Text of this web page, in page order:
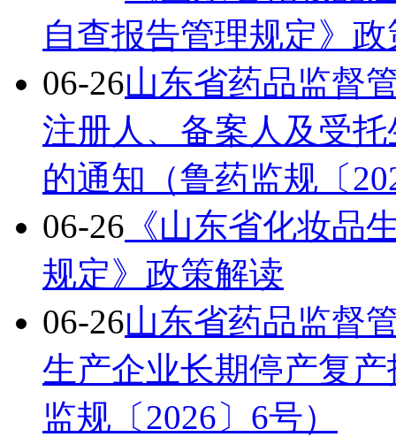
自查报告管理规定》
06-26山东省药品监督
注册人、备案人及受
的通知（鲁药监规〔
06-26 《山东省化妆品
规定》政策解读
06-26山东省药品监督
生产企业长期停产复
监规〔2026〕6号）